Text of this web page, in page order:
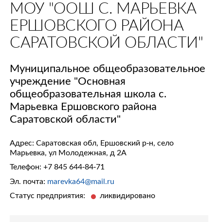
МОУ "ООШ С. МАРЬЕВКА
ЕРШОВСКОГО РАЙОНА
САРАТОВСКОЙ ОБЛАСТИ"
Муниципальное общеобразовательное
учреждение "Основная
общеобразовательная школа с.
Марьевка Ершовского района
Саратовской области"
Адрес: Саратовская обл, Ершовский р-н, село
Марьевка, ул Молодежная, д 2А
Телефон: +7 845 644-84-71
Эл. почта: marevka64@mail.ru
Статус предприятия:
ликвидировано